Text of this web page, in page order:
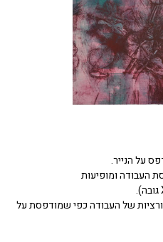
על הנייר.
העבודה ומופיעות
של העבודה כפי שמודפסת על